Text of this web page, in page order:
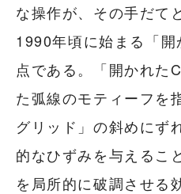
な操作が、その手だて
1990年頃に始まる「
点である。「開かれた
た弧線のモティーフを
グリッド」の斜めにず
的なひずみを与えるこ
を局所的に破調させる